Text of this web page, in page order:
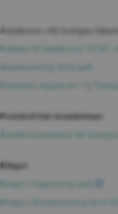
Årsstämma i AB Sveriges
Kallelse till årsstämma i SCBC
Årsredovisning 2019 (pdf)
Revisorns rapport enl 7 §
Protokoll från årsstämman
Årsstämmoprotokoll AB
Bilagor
Bilaga 1 Dagordning (pdf)
Bilaga 2 Årsredovisning 2019